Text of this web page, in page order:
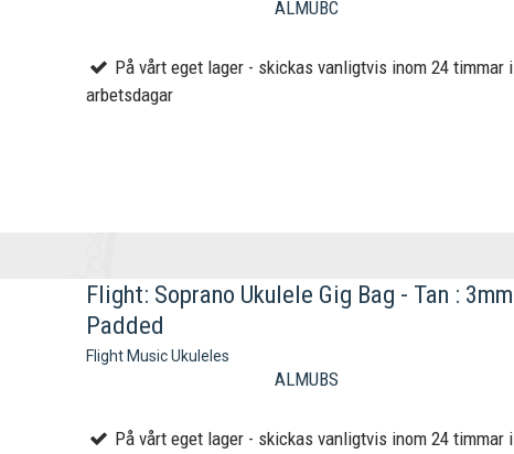
ALMUBC
På vårt eget lager - skickas vanligtvis inom 24 timmar i
arbetsdagar
Flight: Soprano Ukulele Gig Bag - Tan : 3mm
Padded
Flight Music Ukuleles
ALMUBS
På vårt eget lager - skickas vanligtvis inom 24 timmar i